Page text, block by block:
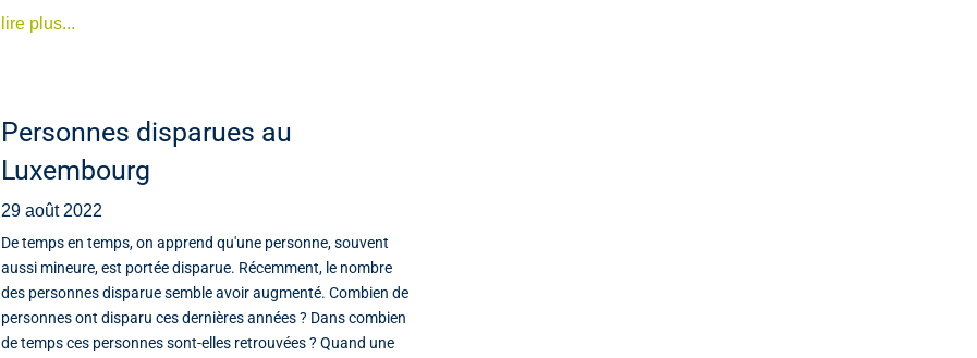
lire plus...
Personnes disparues au
Luxembourg
29 août 2022
De temps en temps, on apprend qu'une personne, souvent
aussi mineure, est portée disparue. Récemment, le nombre
des personnes disparue semble avoir augmenté. Combien de
personnes ont disparu ces dernières années ? Dans combien
de temps ces personnes sont-elles retrouvées ? Quand une